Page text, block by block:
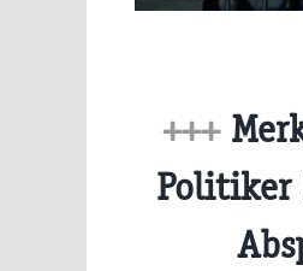
+++
Politiker